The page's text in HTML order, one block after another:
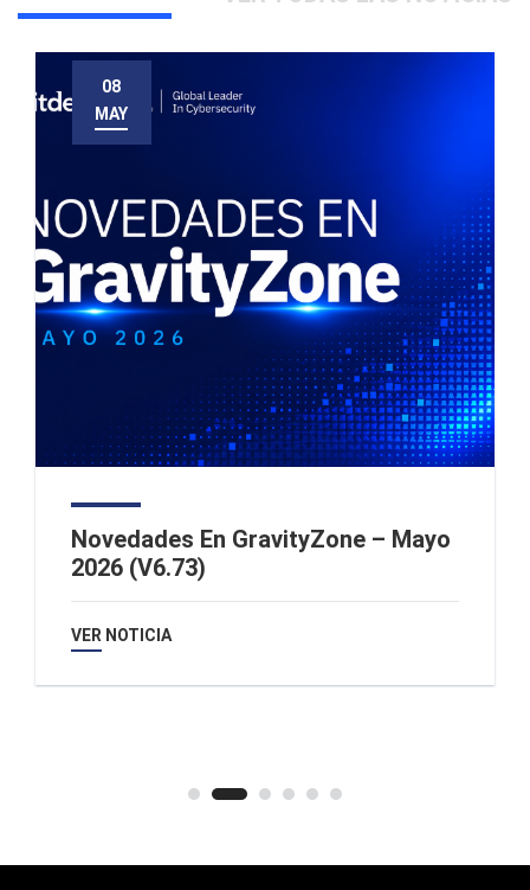
08
MAY
Novedades En GravityZone – Mayo
2026 (v6.73)
VER NOTICIA